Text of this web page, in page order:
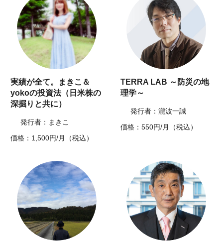
実績が全て。まきこ＆
yokoの投資法（日米株の
深掘りと共に）
発行者：まきこ
価格：1,500円/月（税込）
TERRA LAB ～防災の地
理学～
発行者：瀧波一誠
価格：550円/月（税込）